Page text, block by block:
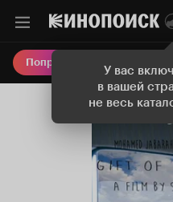
У вас
в вашей
не весь
Попробовать Плюс